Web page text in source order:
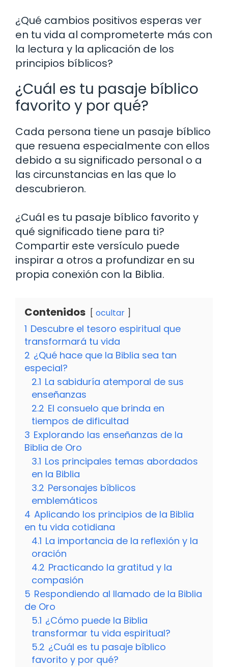
¿Qué cambios positivos esperas ver
en tu vida al comprometerte más con
la lectura y la aplicación de los
principios bíblicos?
¿Cuál es tu pasaje bíblico
favorito y por qué?
Cada persona tiene un pasaje bíblico
que resuena especialmente con ellos
debido a su significado personal o a
las circunstancias en las que lo
descubrieron.
¿Cuál es tu pasaje bíblico favorito y
qué significado tiene para ti?
Compartir este versículo puede
inspirar a otros a profundizar en su
propia conexión con la Biblia.
Contenidos ocultar
1 Descubre el tesoro espiritual que
transformará tu vida
2 ¿Qué hace que la Biblia sea tan
especial?
2.1 La sabiduría atemporal de sus
enseñanzas
2.2 El consuelo que brinda en
tiempos de dificultad
3 Explorando las enseñanzas de la
Biblia de Oro
3.1 Los principales temas abordados
en la Biblia
3.2 Personajes bíblicos
emblemáticos
4 Aplicando los principios de la Biblia
en tu vida cotidiana
4.1 La importancia de la reflexión y la
oración
4.2 Practicando la gratitud y la
compasión
5 Respondiendo al llamado de la Biblia
de Oro
5.1 ¿Cómo puede la Biblia
transformar tu vida espiritual?
5.2 ¿Cuál es tu pasaje bíblico
favorito y por qué?